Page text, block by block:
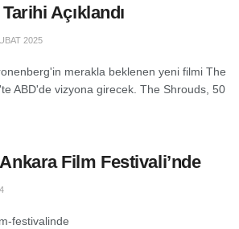
Açıklandı
2025
merakla beklenen yeni filmi The
ABD'de vizyona girecek. The Shrouds, 50
Film Festivali’nde
festivalinde